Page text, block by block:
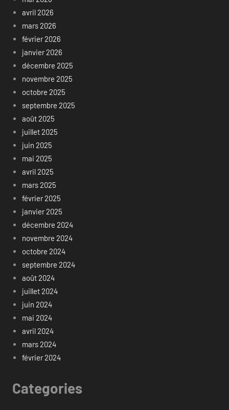
avril 2026
mars 2026
février 2026
janvier 2026
décembre 2025
novembre 2025
octobre 2025
septembre 2025
août 2025
juillet 2025
juin 2025
mai 2025
avril 2025
mars 2025
février 2025
janvier 2025
décembre 2024
novembre 2024
octobre 2024
septembre 2024
août 2024
juillet 2024
juin 2024
mai 2024
avril 2024
mars 2024
février 2024
Categories